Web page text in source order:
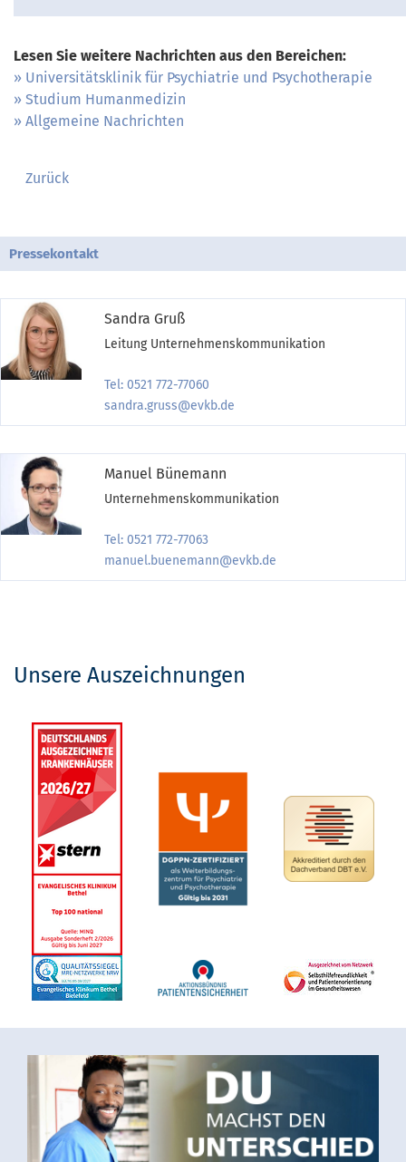
Lesen Sie weitere Nachrichten aus den Bereichen:
Universitätsklinik für Psychiatrie und Psychotherapie
Studium Humanmedizin
Allgemeine Nachrichten
Zurück
Pressekontakt
Sandra Gruß
Leitung Unternehmenskommunikation
Tel: 0521 772-77060
sandra.gruss@evkb.de
Manuel Bünemann
Unternehmenskommunikation
Tel: 0521 772-77063
manuel.buenemann@evkb.de
Unsere Auszeichnungen